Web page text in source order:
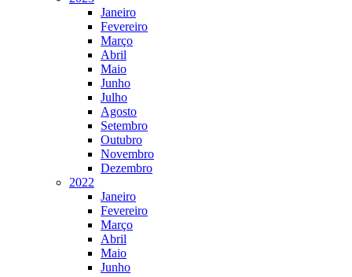
Janeiro
Fevereiro
Março
Abril
Maio
Junho
Julho
Agosto
Setembro
Outubro
Novembro
Dezembro
2022
Janeiro
Fevereiro
Março
Abril
Maio
Junho